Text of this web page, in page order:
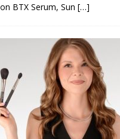
BTX Serum, Sun […]